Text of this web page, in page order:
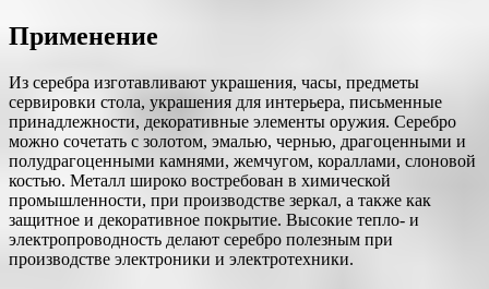
Применение
Из серебра изготавливают украшения, часы, предметы
сервировки стола, украшения для интерьера, письменные
принадлежности, декоративные элементы оружия. Серебро
можно сочетать с золотом, эмалью, чернью, драгоценными и
полудрагоценными камнями, жемчугом, кораллами, слоновой
костью. Металл широко востребован в химической
промышленности, при производстве зеркал, а также как
защитное и декоративное покрытие. Высокие тепло- и
электропроводность делают серебро полезным при
производстве электроники и электротехники.